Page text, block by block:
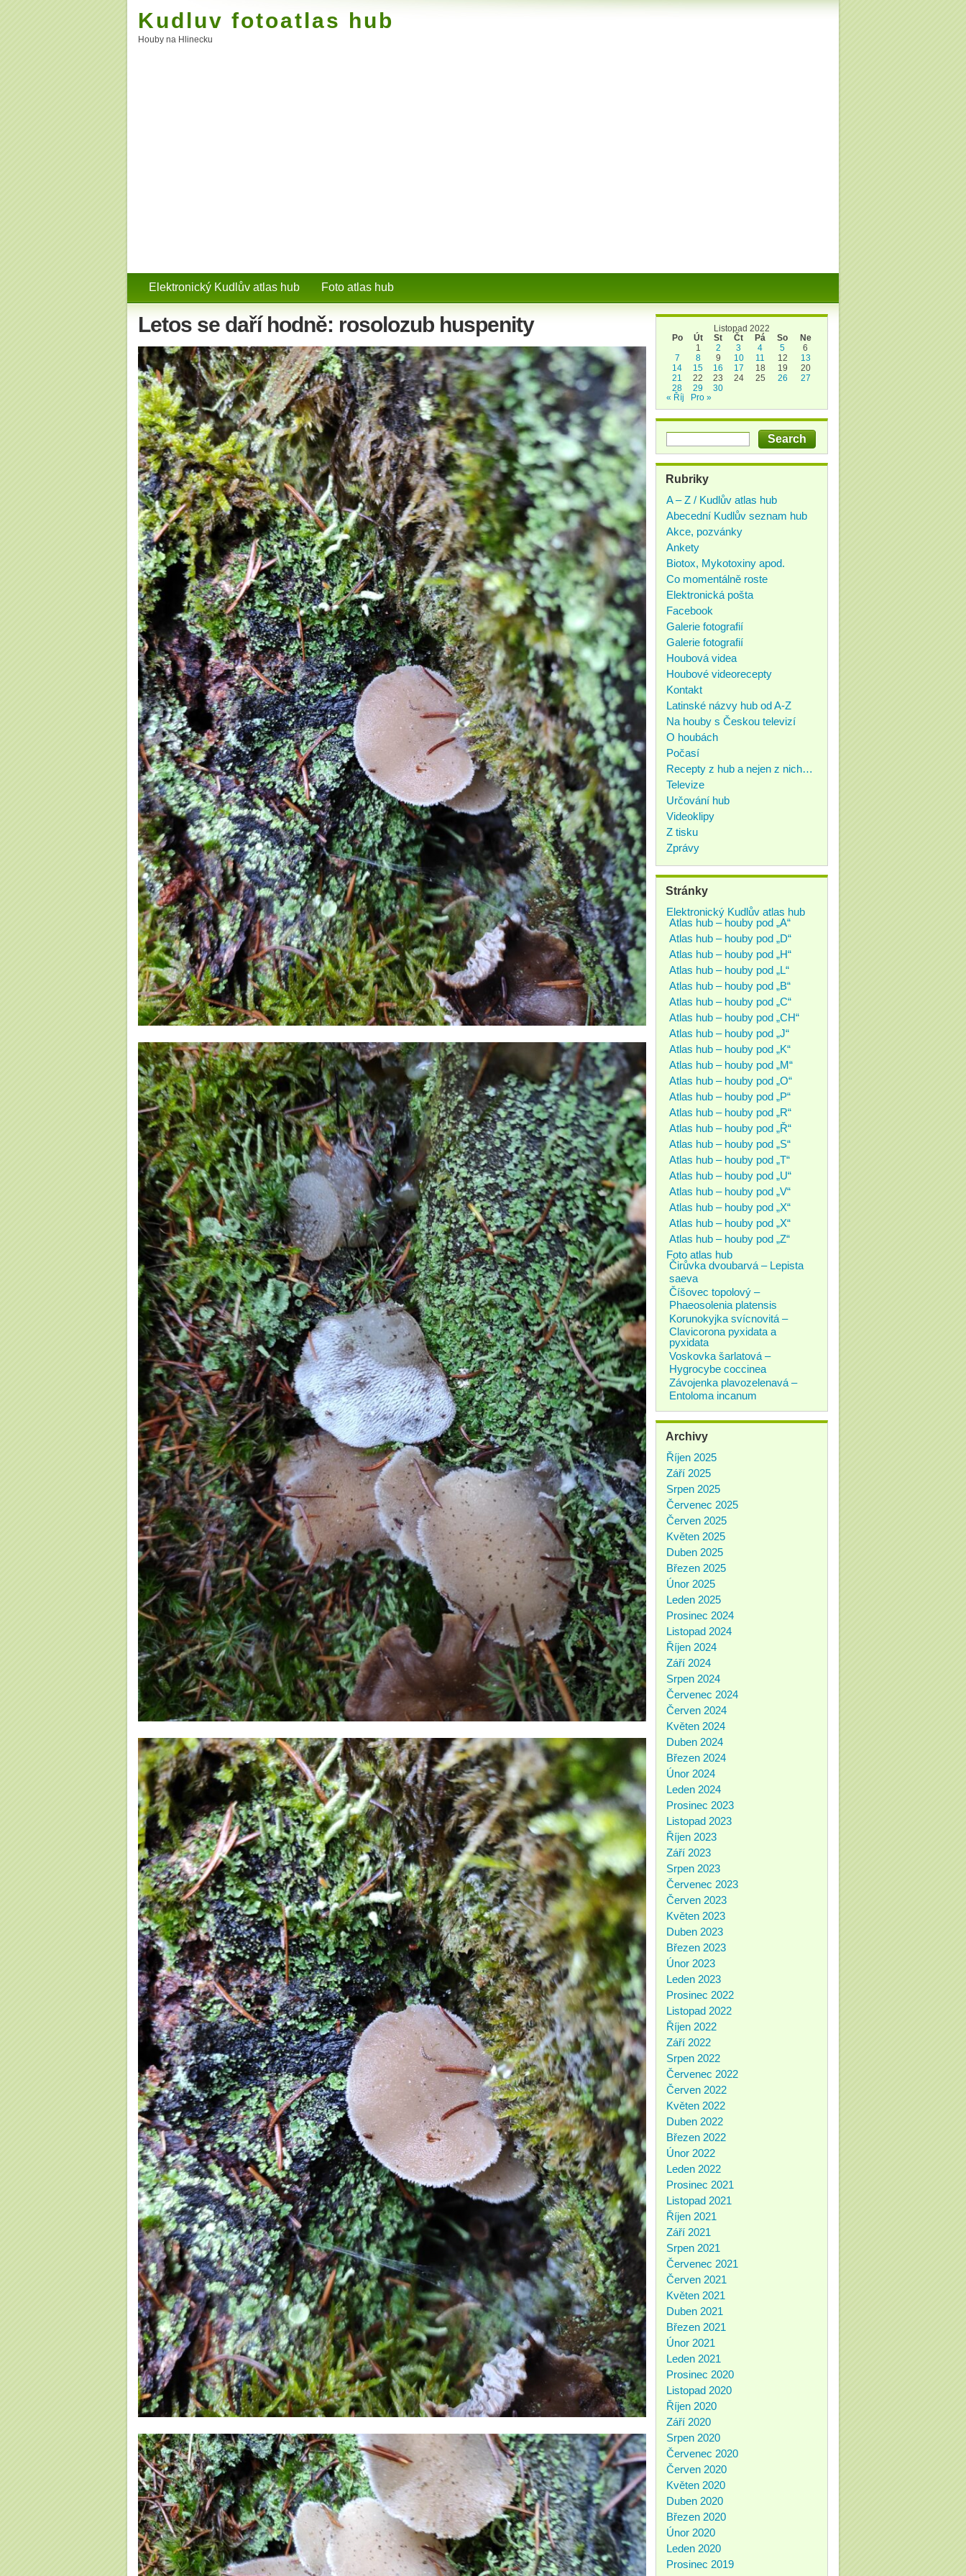
Kudluv fotoatlas hub
Houby na Hlinecku
Elektronický Kudlův atlas hub Foto atlas hub
Letos se daří hodně: rosolozub huspenity
Listopad 2022
Po
Út St Čt Pá So
Ne
1
2 3 4 5
6
7
8 9 10 11 12
13
14
15 16 17 18 19
20
21
22 23 24 25 26
27
28
29
30
« Říj
Pro »
Rubriky
A – Z / Kudlův atlas hub
Abecední Kudlův seznam hub
Akce, pozvánky
Ankety
Biotox, Mykotoxiny apod.
Co momentálně roste
Elektronická pošta
Facebook
Galerie fotografií
Galerie fotografií
Houbová videa
Houbové videorecepty
Kontakt
Latinské názvy hub od A-Z
Na houby s Českou televizí
O houbách
Počasí
Recepty z hub a nejen z nich…
Televize
Určování hub
Videoklipy
Z tisku
Zprávy
Stránky
Elektronický Kudlův atlas hub
Atlas hub – houby pod „A“
Atlas hub – houby pod „D“
Atlas hub – houby pod „H“
Atlas hub – houby pod „L“
Atlas hub – houby pod „B“
Atlas hub – houby pod „C“
Atlas hub – houby pod „CH“
Atlas hub – houby pod „J“
Atlas hub – houby pod „K“
Atlas hub – houby pod „M“
Atlas hub – houby pod „O“
Atlas hub – houby pod „P“
Atlas hub – houby pod „R“
Atlas hub – houby pod „Ř“
Atlas hub – houby pod „S“
Atlas hub – houby pod „T“
Atlas hub – houby pod „U“
Atlas hub – houby pod „V“
Atlas hub – houby pod „X“
Atlas hub – houby pod „X“
Atlas hub – houby pod „Z“
Foto atlas hub
Čirůvka dvoubarvá – Lepista
saeva
Číšovec topolový –
Phaeosolenia platensis
Korunokyjka svícnovitá –
Clavicorona pyxidata a
pyxidata
Voskovka šarlatová –
Hygrocybe coccinea
Závojenka plavozelenavá –
Entoloma incanum
Archivy
Říjen 2025
Září 2025
Srpen 2025
Červenec 2025
Červen 2025
Květen 2025
Duben 2025
Březen 2025
Únor 2025
Leden 2025
Prosinec 2024
Listopad 2024
Říjen 2024
Září 2024
Srpen 2024
Červenec 2024
Červen 2024
Květen 2024
Duben 2024
Březen 2024
Únor 2024
Leden 2024
Prosinec 2023
Listopad 2023
Říjen 2023
Září 2023
Srpen 2023
Červenec 2023
Červen 2023
Květen 2023
Duben 2023
Březen 2023
Únor 2023
Leden 2023
Prosinec 2022
Listopad 2022
Říjen 2022
Září 2022
Srpen 2022
Červenec 2022
Červen 2022
Květen 2022
Duben 2022
Březen 2022
Únor 2022
Leden 2022
Prosinec 2021
Listopad 2021
Říjen 2021
Září 2021
Srpen 2021
Červenec 2021
Červen 2021
Květen 2021
Duben 2021
Březen 2021
Únor 2021
Leden 2021
Prosinec 2020
Listopad 2020
Říjen 2020
Září 2020
Srpen 2020
Červenec 2020
Červen 2020
Květen 2020
Duben 2020
Březen 2020
Únor 2020
Leden 2020
Prosinec 2019